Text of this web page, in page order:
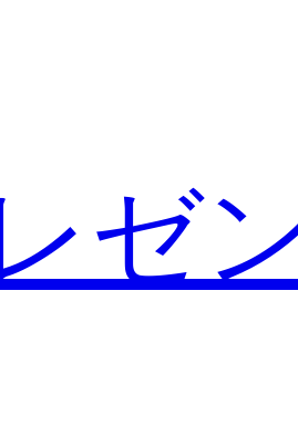
ゼ